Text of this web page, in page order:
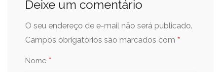
Deixe um comentário
O seu endereço de e-mail não será publicado.
Campos obrigatórios são marcados com *
Nome *